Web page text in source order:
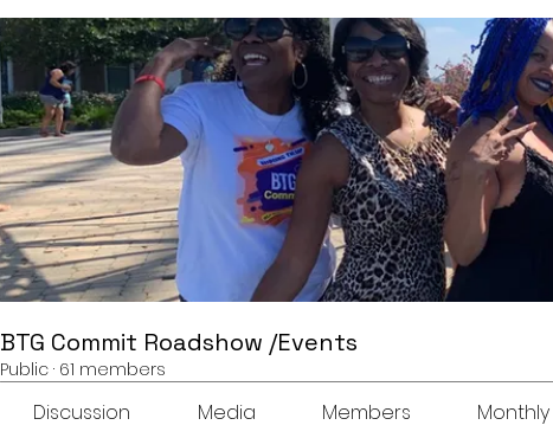
BTG Commit Roadshow /Events
Public · 61 members
Discussion Media Members